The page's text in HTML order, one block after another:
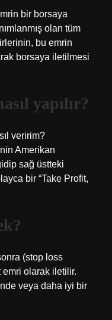
bir borsaya
olan tüm
bu emrin
borsaya iletilmesi
yapılır?
veririm?
Amerikan
sağ üstteki
bir “Take Profit,
(stop loss
olarak iletilir.
veya daha iyi bir